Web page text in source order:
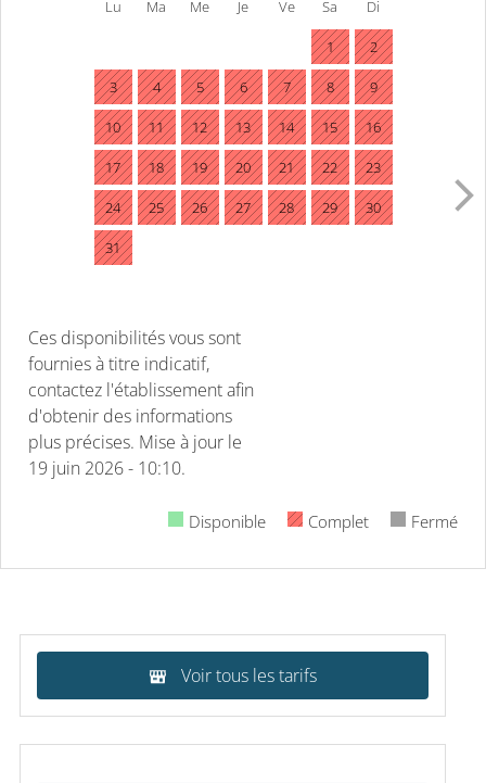
Lu Ma Me Je Ve Sa Di
1 2
3 4 5 6 7 8 9
10 11 12 13 14 15 16
17 18 19 20 21 22 23
24 25 26 27 28 29 30
31
Ces disponibilités vous sont
fournies à titre indicatif,
contactez l'établissement afin
d'obtenir des informations
plus précises. Mise à jour le
19 juin 2026 - 10:10.
Disponible Complet Fermé
Voir tous les tarifs